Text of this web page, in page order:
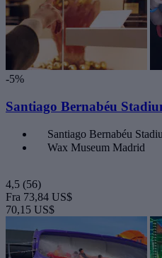
-5%
Santiago Bernabéu
Santiago Bernabéu
Wax Museum Madrid
4,5 (56)
Fra 73,84 US$
70,15 US$